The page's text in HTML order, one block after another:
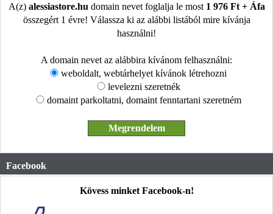
A(z) alessiastore.hu domain nevet foglalja le most 1 976 Ft + Áfa
összegért 1 évre! Válassza ki az alábbi listából mire kívánja
használni!
A domain nevet az alábbira kívánom felhasználni:
weboldalt, webtárhelyet kívánok létrehozni
levelezni szeretnék
domaint parkoltatni, domaint fenntartani szeretném
Facebook
Kövess minket Facebook-n!